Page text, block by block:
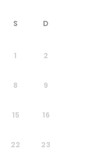
1 2
8 9
15 16
22 23